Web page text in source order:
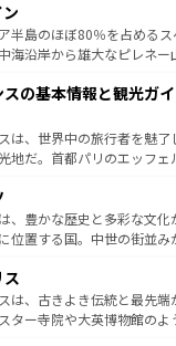
スカーナの美しい田園風景
自然景観も見逃せない。
スタなど、絶品のイタリア
れるイタリアで、忘れられ
着のイタリア情報は
半島のほぼ80％を占める
海沿岸から雄大なピレネー
付くこの国では、情熱的な
、そして美味しいタパスが
マドリードの洗練された
溢れた街角から、地方では
方によって風土や気候が異
性で訪れる人を
一覧を参照してほしい。
スの基本情報と観光ガ
は、世界中の旅行者を魅
地だ。首都パリのエッフェ
い魅力が詰まっている。華
しいビーチ、そして豊か
する。また、フランスは美
ャンパンの発祥地であるラ
ラベンダー畑など、多彩な
リ以外の地域にも魅力が溢
、豊かな歴史と多彩な文
位置する国。中世の街並み
この国は、どこを歩いても
文化的活気、バイエルン州
ン川沿いのワイン畑といっ
ス
は、古きよき伝統と最先端
ター寺院や大英博物館のよ